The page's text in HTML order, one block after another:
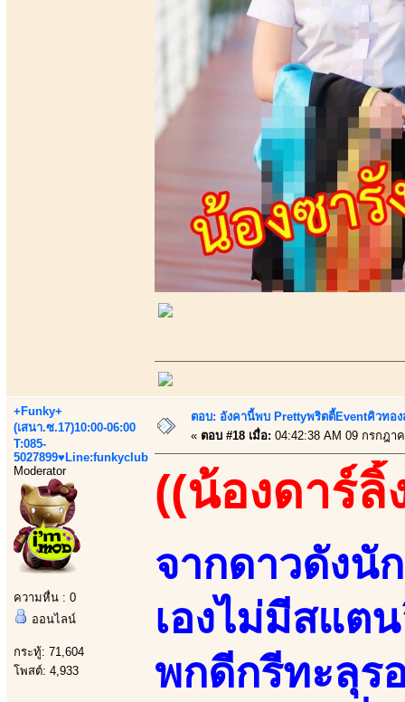
+Funky+
(เสนา.ซ.17)10:00-06:00
T:085-
5027899♥Line:funkyclub
Moderator
ความหื่น : 0
ออนไลน์
กระทู้: 71,604
โพสต์: 4,933
ตอบ: อังคานี้พบ Prettyพริตตี้Eventคิวทอ
« ตอบ #18 เมื่อ: 04:42:38 AM 09 กรกฎา
((น้องดาร์ลิ้
จากดาวดังนั
เองไม่มีสแต
พกดีกรีทะลุร